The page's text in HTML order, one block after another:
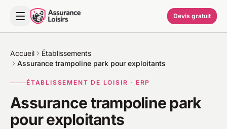
Devis gratuit
Accueil
Établissements
Assurance trampoline park pour exploitants
ÉTABLISSEMENT DE LOISIR · ERP
Assurance trampoline park
pour exploitants